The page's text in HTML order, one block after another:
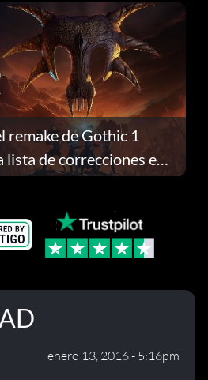
remake de Gothic 1
lista de correcciones en
enero 13, 2016 - 5:16pm